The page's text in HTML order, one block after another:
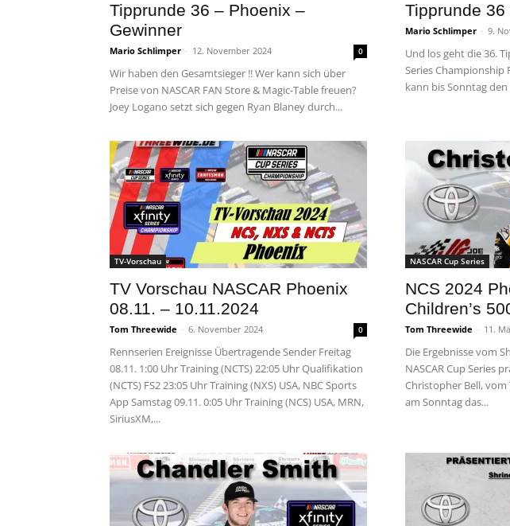
Tipprunde 36 – Phoenix –
Gewinner
Mario Schlimper - 12. November 2024 0
Wir haben den Gesamtsieger !! Wer kann sich über
Preise von NASCAR FAN Store & Magic-Table freuen?
Joey Logano setzt sich gegen Ryan Blaney durch...
Tipprunde
Mario Schlimper - 9.
Und los geht die 36.
Series Championship
kann bis Sonntag den
TV-Vorschau
TV Vorschau NASCAR Phoenix
08.11. – 10.11.2024
Tom Threewide - 6. November 2024 0
Rennserien Ereignisse Übertragende Sender Freitag
08.11. 1:00 Uhr Training (NCTS) 22:05 Uhr Qualifikation
(NCTS) FS2 23:05 Uhr Training (NXS) USA, NBC Sports
App Samstag 09.11. 0:05 Uhr Training (NCS) USA, MRN,
SiriusXM,...
NASCAR Cup Series
NCS 2024
Children’s
Tom Threewide - 11.
Die Ergebnisse vom
NASCAR Cup Series
Christopher Bell, vom
am Sonntag das...